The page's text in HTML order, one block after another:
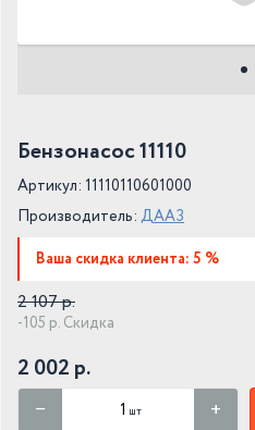
Бензонасос 11110
Артикул: 11110110601000
Производитель: ДААЗ
Ваша скидка клиента: 5 %
2 107 р.
-105 р. Скидка
2 002 р.
шт